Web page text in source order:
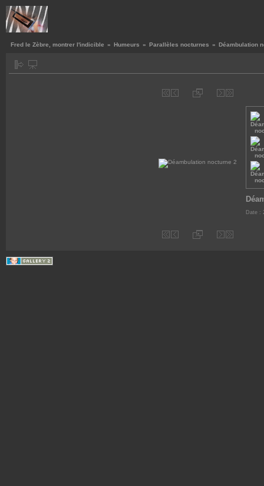
Fred le Zèbre, montrer l'indicible » Humeurs » Parallèles nocturnes » Déambulation
Date :